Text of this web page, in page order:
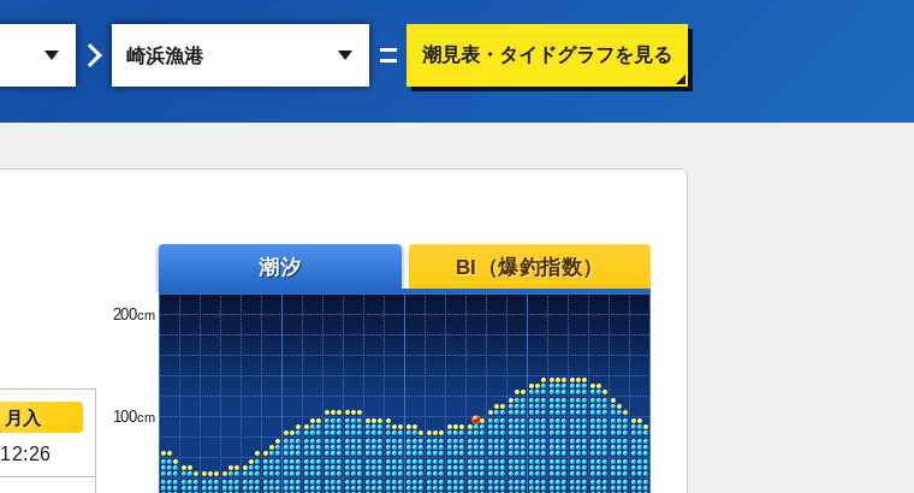
潮見表・タイドグラフを見る
月入
12:26
潮汐 BI（爆釣指数）
200
100